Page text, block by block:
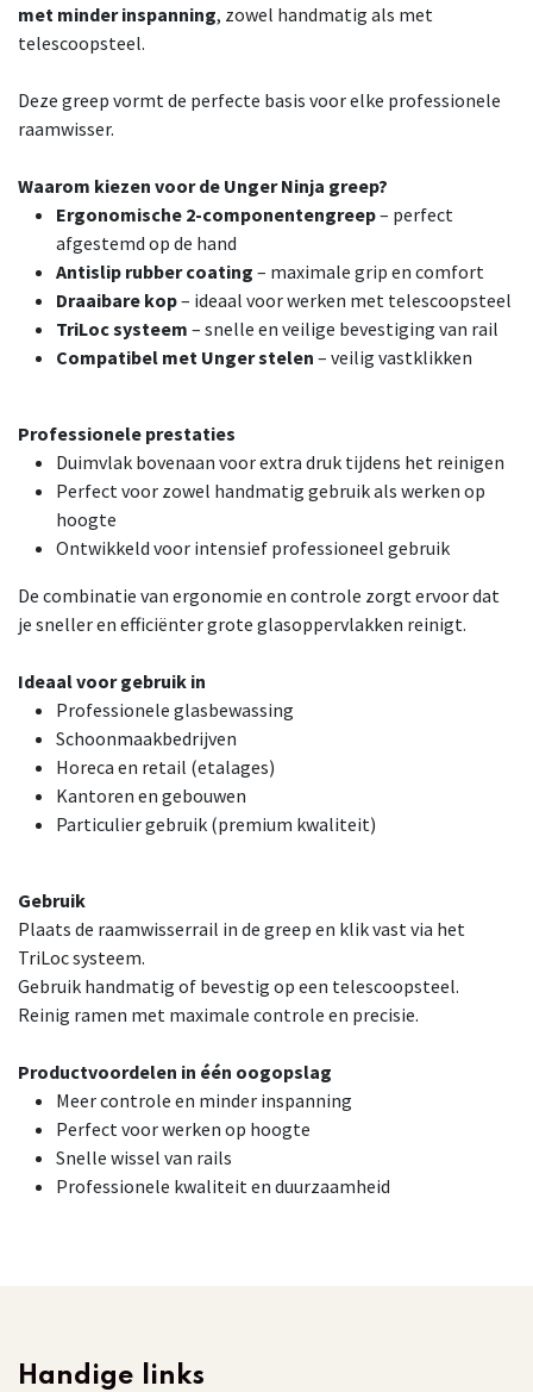
met minder inspanning, zowel handmatig als met
telescoopsteel.
Deze greep vormt de perfecte basis voor elke professionele
raamwisser.
Waarom kiezen voor de Unger Ninja greep?
Ergonomische 2-componentengreep– perfect
afgestemd op de hand
Antislip rubber coating – maximale grip en comfort
Draaibare kop– ideaal voor werken met telescoopsteel
TriLoc systeem – snelle en veilige bevestiging van rail
Compatibel met Unger stelen – veilig vastklikken
Professionele prestaties
Duimvlak bovenaan voor extra druk tijdens het reinigen
Perfect voor zowel handmatig gebruik als werken op
hoogte
Ontwikkeld voor intensief professioneel gebruik
De combinatie van ergonomie en controle zorgt ervoor dat
je sneller en efficiënter grote glasoppervlakken reinigt.
Ideaal voor gebruik in
Professionele glasbewassing
Schoonmaakbedrijven
Horeca en retail (etalages)
Kantoren en gebouwen
Particulier gebruik (premium kwaliteit)
Gebruik
Plaats de raamwisserrail in de greep en klik vast via het
TriLoc systeem.
Gebruik handmatig of bevestig op een telescoopsteel.
Reinig ramen met maximale controle en precisie.
Productvoordelen in één oogopslag
Meer controle en minder inspanning
Perfect voor werken op hoogte
Snelle wissel van rails
Professionele kwaliteit en duurzaamheid
Handige links